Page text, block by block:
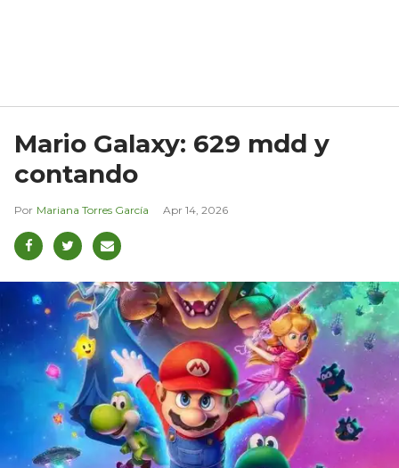
Mario Galaxy: 629 mdd y
contando
Mariana Torres García Apr 14, 2026